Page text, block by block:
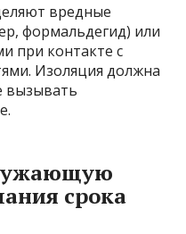
вредные
формальдегид) или
при контакте с
Изоляция должна
вызывать
срока